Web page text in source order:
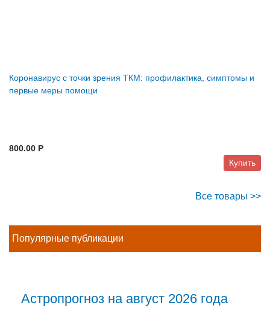
Коронавирус с точки зрения ТКМ: профилактика, симптомы и
первые меры помощи
800.00 P
Купить
Все товары >>
Популярные публикации
Астропрогноз на август 2026 года